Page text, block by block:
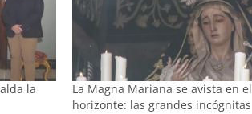
la
La Magna Mariana se avista en el
horizonte: las grandes incógnitas